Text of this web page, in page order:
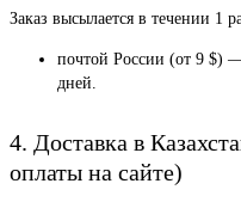
Заказ высылается в течении 1
почтой России (от 9 $)
дней.
4. Доставка в
оплаты на сайте)